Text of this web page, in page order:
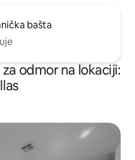
bašta
odmor na lokaciji: